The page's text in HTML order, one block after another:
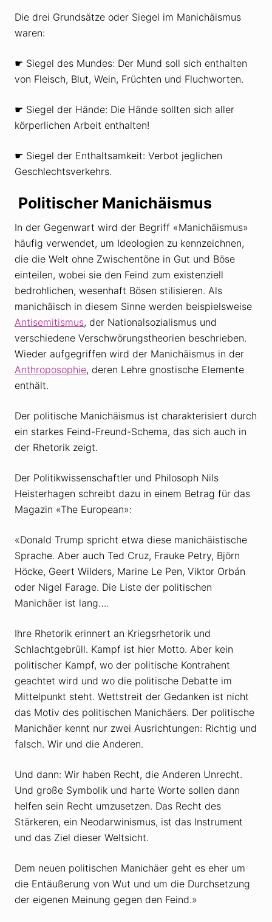
Die drei Grundsätze oder Siegel im Manichäismus
waren:
☛ Siegel des Mundes: Der Mund soll sich enthalten
von Fleisch, Blut, Wein, Früchten und Fluchworten.
☛ Siegel der Hände: Die Hände sollten sich aller
körperlichen Arbeit enthalten!
☛ Siegel der Enthaltsamkeit: Verbot jeglichen
Geschlechtsverkehrs.
Politischer Manichäismus
In der Gegenwart wird der Begriff «Manichäismus»
häufig verwendet, um Ideologien zu kennzeichnen,
die die Welt ohne Zwischentöne in Gut und Böse
einteilen, wobei sie den Feind zum existenziell
bedrohlichen, wesenhaft Bösen stilisieren. Als
manichäisch in diesem Sinne werden beispielsweise
Antisemitismus, der Nationalsozialismus und
verschiedene Verschwörungstheorien beschrieben.
Wieder aufgegriffen wird der Manichäismus in der
Anthroposophie, deren Lehre gnostische Elemente
enthält.
Der politische Manichäismus ist charakterisiert durch
ein starkes Feind-Freund-Schema, das sich auch in
der Rhetorik zeigt.
Der Politikwissenschaftler und Philosoph Nils
Heisterhagen schreibt dazu in einem Betrag für das
Magazin «The European»:
«Donald Trump spricht etwa diese manichäistische
Sprache. Aber auch Ted Cruz, Frauke Petry, Björn
Höcke, Geert Wilders, Marine Le Pen, Viktor Orbán
oder Nigel Farage. Die Liste der politischen
Manichäer ist lang….
Ihre Rhetorik erinnert an Kriegsrhetorik und
Schlachtgebrüll. Kampf ist hier Motto. Aber kein
politischer Kampf, wo der politische Kontrahent
geachtet wird und wo die politische Debatte im
Mittelpunkt steht. Wettstreit der Gedanken ist nicht
das Motiv des politischen Manichäers. Der politische
Manichäer kennt nur zwei Ausrichtungen: Richtig und
falsch. Wir und die Anderen.
Und dann: Wir haben Recht, die Anderen Unrecht.
Und große Symbolik und harte Worte sollen dann
helfen sein Recht umzusetzen. Das Recht des
Stärkeren, ein Neodarwinismus, ist das Instrument
und das Ziel dieser Weltsicht.
Dem neuen politischen Manichäer geht es eher um
die Entäußerung von Wut und um die Durchsetzung
der eigenen Meinung gegen den Feind.»